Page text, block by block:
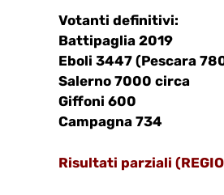
Votanti definitivi:
Battipaglia 2019
Eboli 3447 (Pescara
Salerno 7000 circa
Giffoni 600
Campagna 734
Risultati parziali